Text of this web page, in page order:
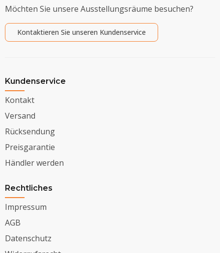
Möchten Sie unsere Ausstellungsräume besuchen?
Kontaktieren Sie unseren Kundenservice
Kundenservice
Kontakt
Versand
Rücksendung
Preisgarantie
Händler werden
Rechtliches
Impressum
AGB
Datenschutz